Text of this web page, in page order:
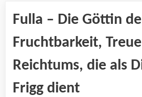
Fulla – Die Göttin
Fruchtbarkeit,
Reichtums, die als
Frigg dient